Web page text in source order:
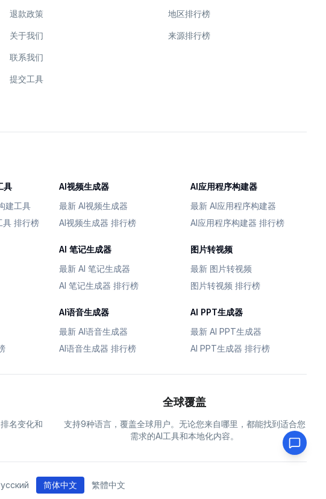
退款政策
关于我们
联系我们
提交工具
地区排行榜
来源排行榜
具
建工具
具 排行榜
AI视频生成器
最新 AI视频生成器
AI视频生成器 排行榜
AI应用程序构建器
最新 AI应用程序构建器
AI应用程序构建器 排行榜
AI 笔记生成器
最新 AI 笔记生成器
AI 笔记生成器 排行榜
图片转视频
最新 图片转视频
图片转视频 排行榜
AI语音生成器
最新 AI语音生成器
AI语音生成器 排行榜
AI PPT生成器
最新 AI PPT生成器
AI PPT生成器 排行榜
名变化和
全球覆盖
支持9种语言，覆盖全球用户。无论您来自哪里，都能找到适合您
需求的AI工具和本地化内容。
简体中文 繁體中文